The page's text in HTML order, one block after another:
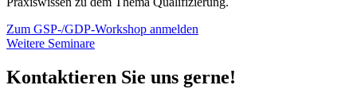
Zum GSP-/GDP-Workshop anmelden
Weitere Seminare
Kontaktieren Sie uns gerne!